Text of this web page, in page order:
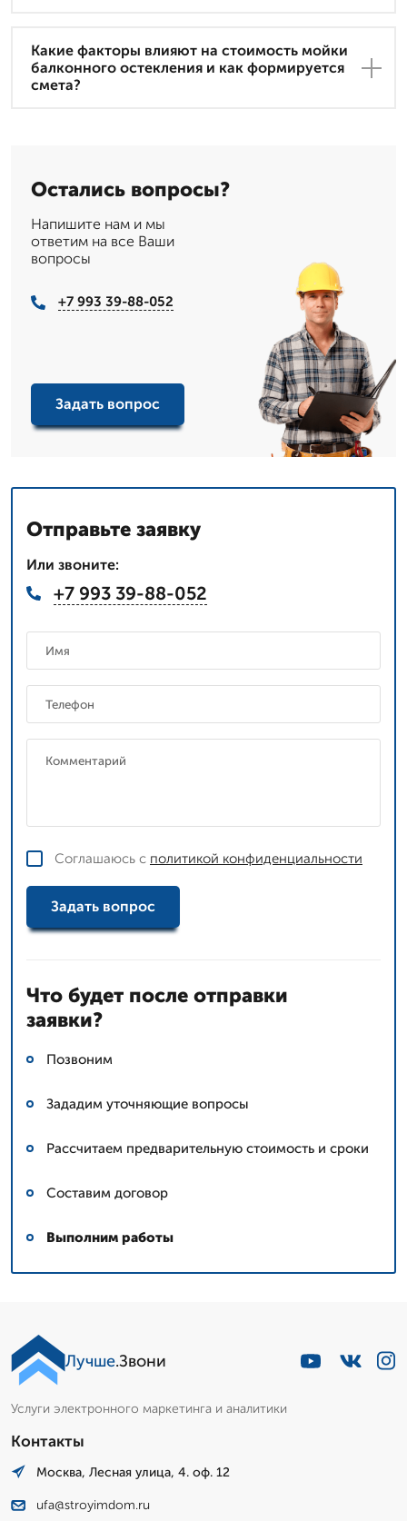
Какие факторы влияют на стоимость мойки
балконного остекления и как формируется
смета?
Остались вопросы?
Напишите нам и мы
ответим на все Ваши
вопросы
+7 993 39-88-052
Задать вопрос
Отправьте заявку
Или звоните:
+7 993 39-88-052
Соглашаюсь с политикой конфиденциальности
Задать вопрос
Что будет после отправки
заявки?
Позвоним
Зададим уточняющие вопросы
Рассчитаем предварительную стоимость и сроки
Составим договор
Выполним работы
Лучше.Звони
Услуги электронного маркетинга и аналитики
Контакты
Москва, Лесная улица, 4. оф. 12
ufa@stroyimdom.ru